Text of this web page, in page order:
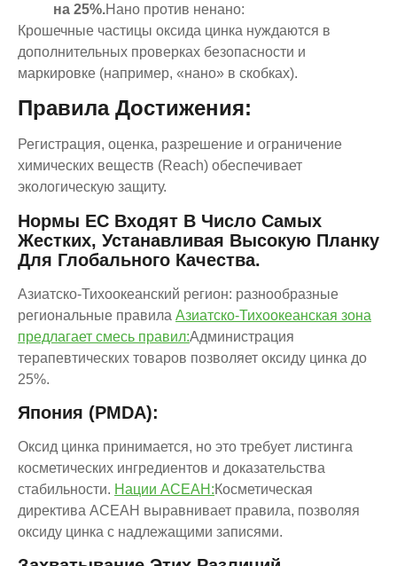
на 25%.Нано против ненано:
Крошечные частицы оксида цинка нуждаются в
дополнительных проверках безопасности и
маркировке (например, «нано» в скобках).
Правила Достижения:
Регистрация, оценка, разрешение и ограничение
химических веществ (Reach) обеспечивает
экологическую защиту.
Нормы ЕС Входят В Число Самых
Жестких, Устанавливая Высокую Планку
Для Глобального Качества.
Азиатско-Тихоокеанский регион: разнообразные
региональные правила Азиатско-Тихоокеанская зона
предлагает смесь правил:Администрация
терапевтических товаров позволяет оксиду цинка до
25%.
Япония (PMDA):
Оксид цинка принимается, но это требует листинга
косметических ингредиентов и доказательства
стабильности. Нации АСЕАН:Косметическая
директива АСЕАН выравнивает правила, позволяя
оксиду цинка с надлежащими записями.